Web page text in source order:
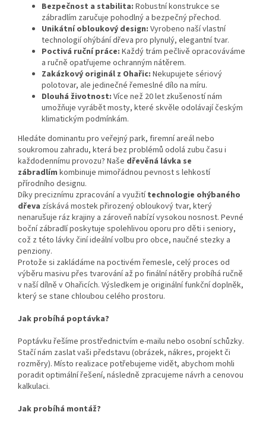
Bezpečnost a stabilita: Robustní konstrukce se
zábradlím zaručuje pohodlný a bezpečný přechod.
Unikátní obloukový design: Vyrobeno naší vlastní
technologií ohýbání dřeva pro plynulý, elegantní tvar.
Poctivá ruční práce: Každý trám pečlivě opracováváme
a ručně opatřujeme ochranným nátěrem.
Zakázkový originál z Ohařic: Nekupujete sériový
polotovar, ale jedinečné řemeslné dílo na míru.
Dlouhá životnost: Více než 20 let zkušeností nám
umožňuje vyrábět mosty, které skvěle odolávají českým
klimatickým podmínkám.
Hledáte dominantu pro veřejný park, firemní areál nebo
soukromou zahradu, která bez problémů odolá zubu času i
každodennímu provozu? Naše dřevěná lávka se
zábradlím kombinuje mimořádnou pevnost s lehkostí
přírodního designu.
Díky preciznímu zpracování a využití technologie ohýbaného
dřeva získává mostek přirozený obloukový tvar, který
nenarušuje ráz krajiny a zároveň nabízí vysokou nosnost. Pevné
boční zábradlí poskytuje spolehlivou oporu pro děti i seniory,
což z této lávky činí ideální volbu pro obce, naučné stezky a
penziony.
Protože si zakládáme na poctivém řemesle, celý proces od
výběru masivu přes tvarování až po finální nátěry probíhá ručně
v naší dílně v Ohařicích. Výsledkem je originální funkční doplněk,
který se stane chloubou celého prostoru.
Jak probíhá poptávka?
Poptávku řešíme prostřednictvím e-mailu nebo osobní schůzky.
Stačí nám zaslat vaši představu (obrázek, nákres, projekt či
rozměry). Místo realizace potřebujeme vidět, abychom mohli
poradit optimální řešení, následně zpracujeme návrh a cenovou
kalkulaci.
Jak probíhá montáž?